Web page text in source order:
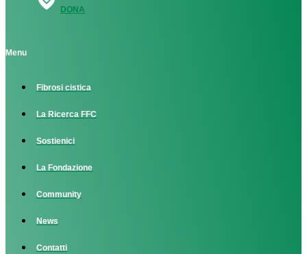
DONA
Menu
Fibrosi cistica
La Ricerca FFC
Sostienici
La Fondazione
Community
News
Contatti